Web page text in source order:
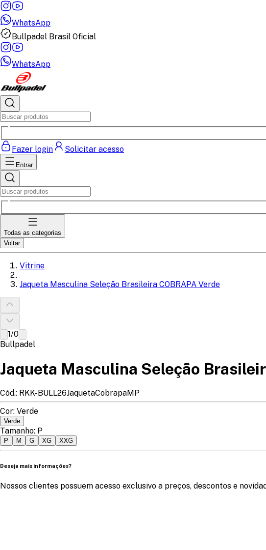
WhatsApp
Bullpadel Brasil Oficial
WhatsApp
Fazer login Solicitar acesso
Entrar
Todas as categorias
Voltar
Vitrine
Jaqueta Masculina Seleção Brasileira COBRAPA Verde
1/0
Bullpadel
Jaqueta Masculina Seleção
Cód.: RKK-BULL26JaquetaCobrapaMP
Cor: Verde
Verde
Tamanho: P
P M G XG XXG
Deseja mais informações?
Nossos clientes possuem acesso exclusivo a preços, descontos e